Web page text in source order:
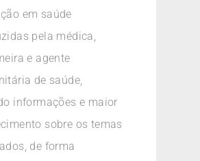
em saúde
pela médica,
e agente
de saúde,
informações e maior
sobre os temas
de forma